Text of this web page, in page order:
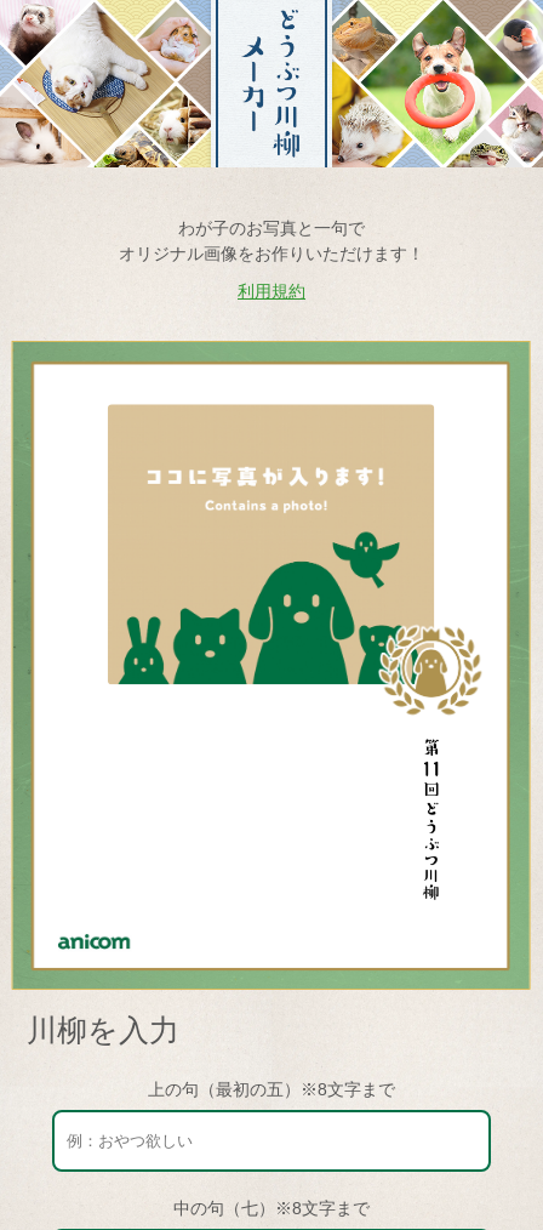
わが子のお写真と一句で
オリジナル画像をお作りいただけます！
利用規約
川柳を入力
上の句（最初の五）※8文字まで
中の句（七）※8文字まで